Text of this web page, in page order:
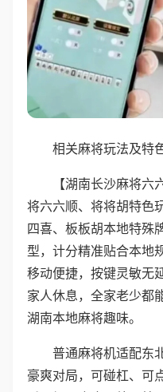
相关麻将玩法及特
【湖南长沙麻将
将六六顺、将将胡特色
四喜、板板胡本地特殊
型，计分精准贴合本地
移动便捷，按键灵敏无
家人休息，全家老少都
湖南本地麻将趣味。
普通麻将机适配东
豪爽对局，可碰杠、可